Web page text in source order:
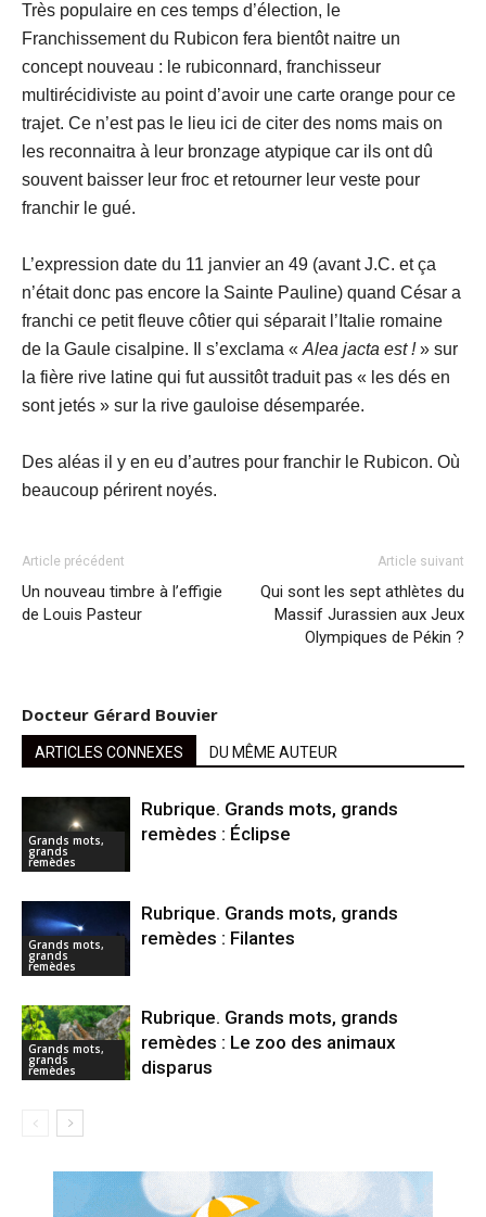
Très populaire en ces temps d’élection, le
Franchissement du Rubicon fera bientôt naitre un
concept nouveau : le rubiconnard, franchisseur
multirécidiviste au point d’avoir une carte orange pour ce
trajet. Ce n’est pas le lieu ici de citer des noms mais on
les reconnaitra à leur bronzage atypique car ils ont dû
souvent baisser leur froc et retourner leur veste pour
franchir le gué.
L’expression date du 11 janvier an 49 (avant J.C. et ça
n’était donc pas encore la Sainte Pauline) quand César a
franchi ce petit fleuve côtier qui séparait l’Italie romaine
de la Gaule cisalpine. Il s’exclama « Alea jacta est !» sur
la fière rive latine qui fut aussitôt traduit pas « les dés en
sont jetés » sur la rive gauloise désemparée.
Des aléas il y en eu d’autres pour franchir le Rubicon. Où
beaucoup périrent noyés.
Article précédent
Un nouveau timbre à l’effigie
de Louis Pasteur
Article suivant
Qui sont les sept athlètes du
Massif Jurassien aux Jeux
Olympiques de Pékin ?
Docteur Gérard Bouvier
ARTICLES CONNEXES DU MÊME AUTEUR
Grands mots,
grands
remèdes
Rubrique. Grands mots, grands
remèdes : Éclipse
Grands mots,
grands
remèdes
Rubrique. Grands mots, grands
remèdes : Filantes
Grands mots,
grands
remèdes
Rubrique. Grands mots, grands
remèdes : Le zoo des animaux
disparus